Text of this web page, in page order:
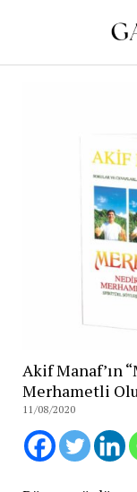
Akif Manaf’ın
Merhametli
11/08/2020